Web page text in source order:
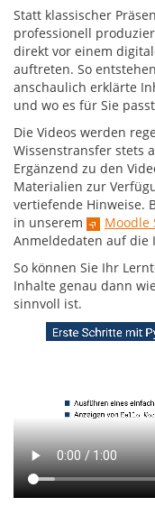
Statt klassischer
professionell
direkt vor einem
auftreten. So
anschaulich erklärte
und wo es für Sie
Die Videos werden
Wissenstransfer stets
Ergänzend zu den
Materialien zur
vertiefende Hinweise.
in unserem
Moodle
Anmeldedaten auf die
So können Sie Ihr
Inhalte genau dann
sinnvoll ist.
Einführung
in
Python